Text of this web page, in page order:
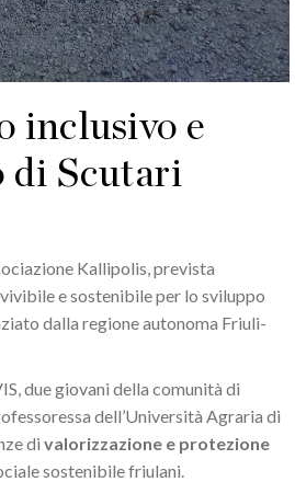
inclusivo e
di Scutari
Kallipolis, prevista
e sostenibile per lo sviluppo
dalla regione autonoma Friuli-
due giovani della comunità di
dell’Università Agraria di
di valorizzazione e protezione
sostenibile friulani.